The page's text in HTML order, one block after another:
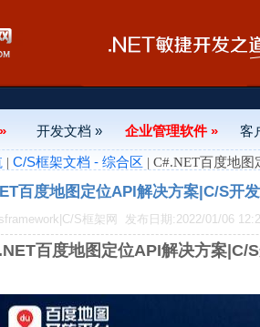
开发文档 » 企业管理软件 »
客
| C/S框架文档 - 综合区 | C#.NET百度地
百度地图定位API解决方案|C/S开
S框架网 发布日期:2022/01/06
百度地图定位API解决方案|C/